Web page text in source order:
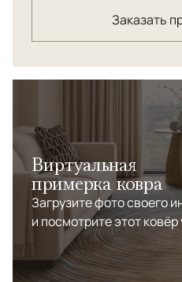
Заказать
Виртуальная
примерка ковра
Загрузите фото своего
и посмотрите этот